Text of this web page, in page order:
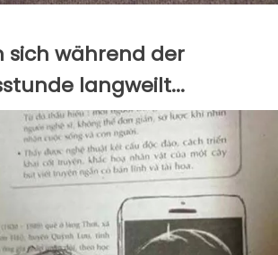
sich während der
langweilt...